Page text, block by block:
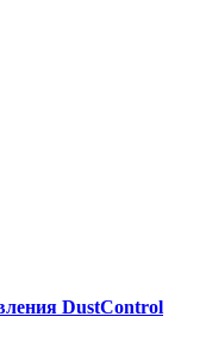
DustControl